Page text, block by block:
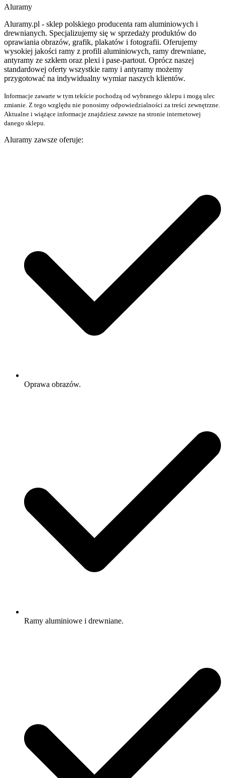
Aluramy
Aluramy.pl - sklep polskiego producenta ram aluminiowych i
drewnianych. Specjalizujemy się w sprzedaży produktów do
oprawiania obrazów, grafik, plakatów i fotografii. Oferujemy
wysokiej jakości ramy z profili aluminiowych, ramy drewniane,
antyramy ze szkłem oraz plexi i pase-partout. Oprócz naszej
standardowej oferty wszystkie ramy i antyramy możemy
przygotować na indywidualny wymiar naszych klientów.
Informacje zawarte w tym tekście pochodzą od wybranego sklepu i mogą ulec
zmianie. Z tego względu nie ponosimy odpowiedzialności za treści zewnętrzne.
Aktualne i wiążące informacje znajdziesz zawsze na stronie internetowej
danego sklepu.
Aluramy zawsze oferuje:
Oprawa obrazów.
Ramy aluminiowe i drewniane.